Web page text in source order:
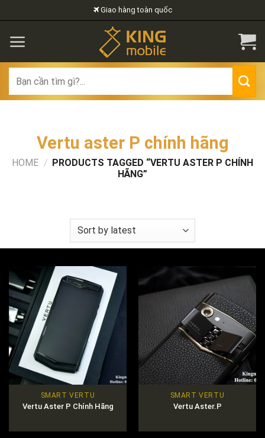
to
content
Giao hàng toàn quốc
for:
Vertu aster P chính hãng
HOME / PRODUCTS TAGGED “VERTU ASTER P CHÍNH
HÃNG”
SMART VERTU
Vertu Aster P Chính Hãng
SMART VERTU
Vertu Aster.P